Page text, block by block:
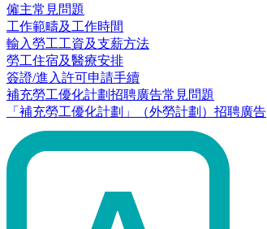
僱主常見問題
工作範疇及工作時間
輸入勞工工資及支薪方法
勞工住宿及醫療安排
簽證/進入許可申請手續
補充勞工優化計劃招聘廣告常見問題
「補充勞工優化計劃」（外勞計劃）招聘廣告